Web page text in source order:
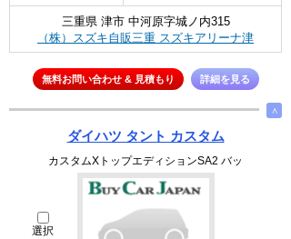
三重県 津市 中河原字城ノ内315
（株）スズキ自販三重 スズキアリーナ津
無料お問い合わせ & 見積もり 詳細を見る
∧
ダイハツ タント カスタム
カスタムXトップエディションSA2 バッ
選択